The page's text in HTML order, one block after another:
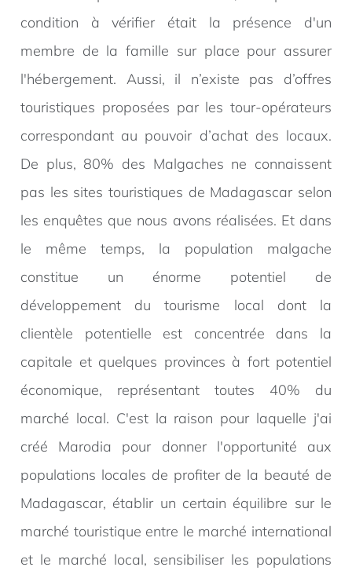
condition à vérifier était la présence d'un
membre de la famille sur place pour assurer
l'hébergement. Aussi, il n’existe pas d’offres
touristiques proposées par les tour-opérateurs
correspondant au pouvoir d’achat des locaux.
De plus, 80% des Malgaches ne connaissent
pas les sites touristiques de Madagascar selon
les enquêtes que nous avons réalisées. Et dans
le même temps, la population malgache
constitue un énorme potentiel de
développement du tourisme local dont la
clientèle potentielle est concentrée dans la
capitale et quelques provinces à fort potentiel
économique, représentant toutes 40% du
marché local. C'est la raison pour laquelle j'ai
créé Marodia pour donner l'opportunité aux
populations locales de profiter de la beauté de
Madagascar, établir un certain équilibre sur le
marché touristique entre le marché international
et le marché local, sensibiliser les populations